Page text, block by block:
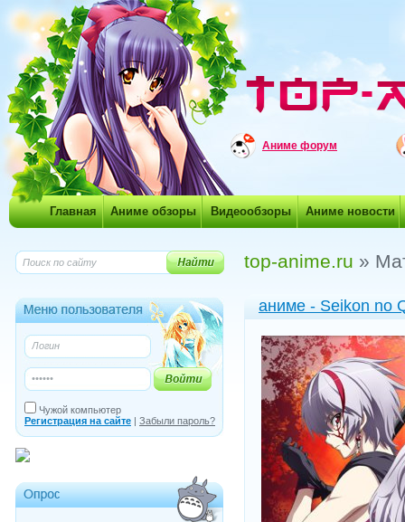
Аниме форум
Главная Аниме обзоры Видеообзоры Аниме новости
top-anime.ru »
аниме - Seikon no
Чужой компьютер
Регистрация на сайте | Забыли пароль?